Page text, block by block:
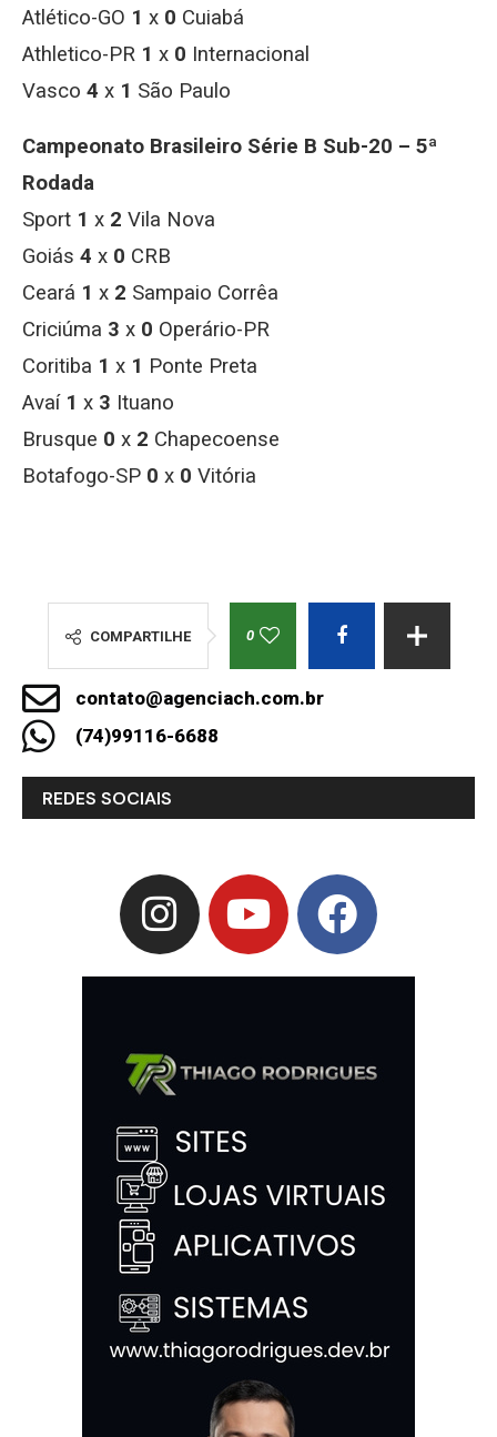
Atlético-GO 1 x 0 Cuiabá
Athletico-PR 1 x 0 Internacional
Vasco 4 x 1 São Paulo
Campeonato Brasileiro Série B Sub-20 – 5ª
Rodada
Sport 1 x 2 Vila Nova
Goiás 4 x 0 CRB
Ceará 1 x 2 Sampaio Corrêa
Criciúma 3 x 0 Operário-PR
Coritiba 1 x 1 Ponte Preta
Avaí 1 x 3 Ituano
Brusque 0 x 2 Chapecoense
Botafogo-SP 0 x 0 Vitória
COMPARTILHE 0
contato@agenciach.com.br
(74)99116-6688
REDES SOCIAIS